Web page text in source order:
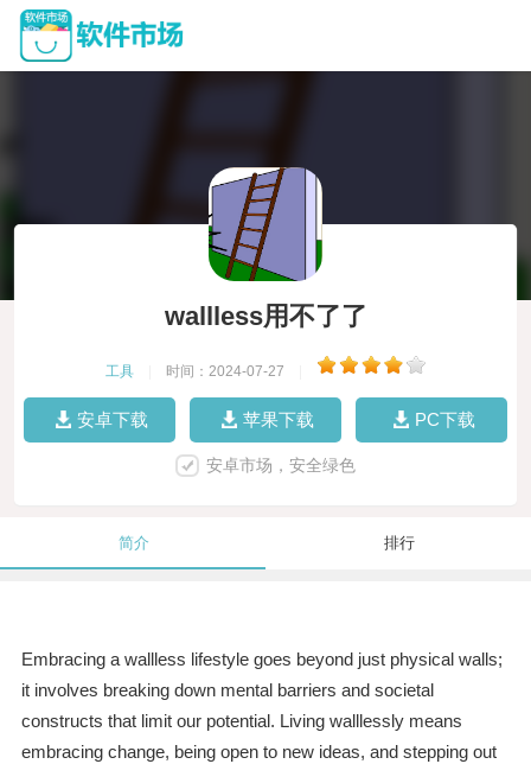
wallless用不了了
工具 时间：2024-07-27
安卓下载 苹果下载 PC下载
安卓市场，安全绿色
简介 排行
Embracing a wallless lifestyle goes beyond just physical walls;
it involves breaking down mental barriers and societal
constructs that limit our potential. Living walllessly means
embracing change, being open to new ideas, and stepping out